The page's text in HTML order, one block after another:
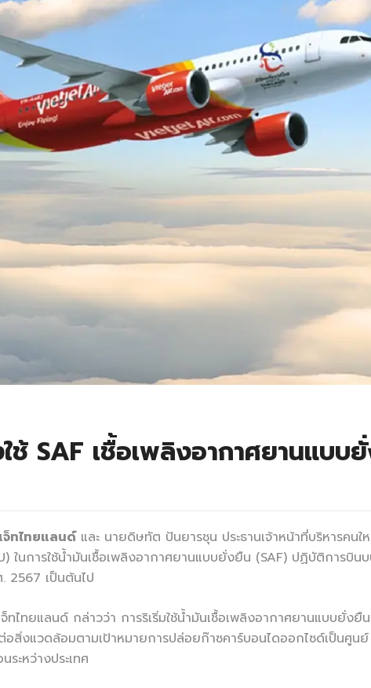
ใช้ SAF เชื้อเพลิงอากาศยานแบบ
จ็ทไทยแลนด์และ นายดิษทัต ปันยารชุน ประธานเจ้าหน้าที่บริหารคนใ
ในการใช้น้ำมันเชื้อเพลิงอากาศยานแบบยั่งยืน (SAF) ปฏิบัติการบินบ
2567 เป็นต้นไป
ทไทยแลนด์ กล่าวว่า การริเริ่มใช้น้ำมันเชื้อเพลิงอากาศยานแบบยั่ง
อสิ่งแวดล้อมตามเป้าหมายการปล่อยก๊าซคาร์บอนไดออกไซด์เป็นศู
ะหว่างประเทศ